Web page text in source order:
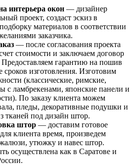
интерьера окон — дизайнер
проект, создаст эскиз в
материалов в соответствии
заказчика.
— после согласования проекта
стоимости и заключаем договор
гарантию на пошив
изготовления. Изготовим
(классические, римские,
с ламбрекенами, японские панели и
По заказу клиента можем
пледы, декоративные подушки и
тканей под дизайн штор.
штор — доставим готовое
клиента время, произведем
утюжку и навес штор.
осуществлена как в Саратове и